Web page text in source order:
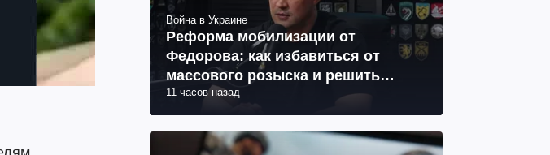
Война в Украине
Реформа мобилизации от
Федорова: как избавиться от
массового розыска и решить
проблему СОЧ
11 часов назад